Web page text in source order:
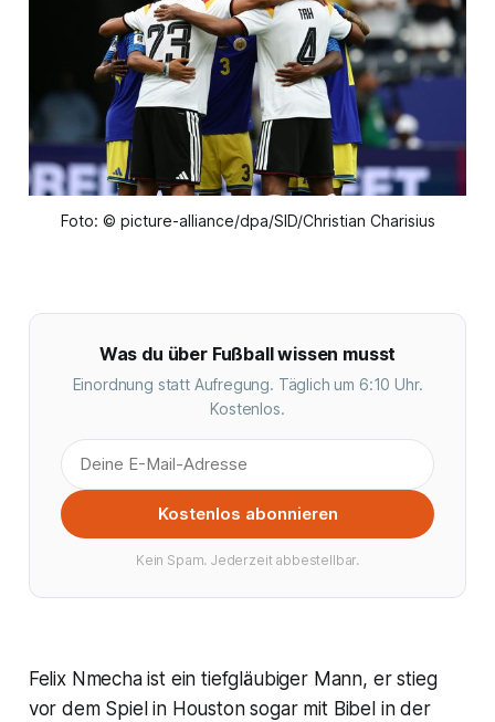
Foto: © picture-alliance/dpa/SID/Christian Charisius
Was du über Fußball wissen musst
Einordnung statt Aufregung. Täglich um 6:10 Uhr.
Kostenlos.
Kostenlos abonnieren
Kein Spam. Jederzeit abbestellbar.
Felix Nmecha ist ein tiefgläubiger Mann, er stieg
vor dem Spiel in Houston sogar mit Bibel in der